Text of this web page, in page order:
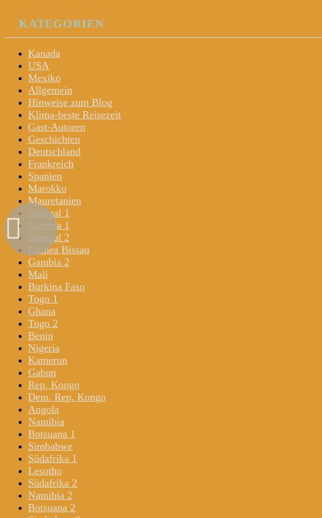
KATEGORIEN
Kanada
USA
Mexiko
Allgemein
Hinweise zum Blog
Klima-beste Reisezeit
Gast-Autoren
Geschichten
Deutschland
Frankreich
Spanien
Marokko
Mauretanien
Senegal 1
Gambia 1
Senegal 2
Guinea Bissau
Gambia 2
Mali
Burkina Faso
Togo 1
Ghana
Togo 2
Benin
Nigeria
Kamerun
Gabun
Rep. Kongo
Dem. Rep. Kongo
Angola
Namibia
Botsuana 1
Simbabwe
Südafrika 1
Lesotho
Südafrika 2
Namibia 2
Botsuana 2